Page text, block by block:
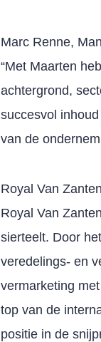
Marc Renne,
“Met Maarten
achtergrond,
succesvol
van de
Royal Van Zanten
Royal Van
sierteelt. Door
veredelings- en
vermarketing
top van de
positie in de